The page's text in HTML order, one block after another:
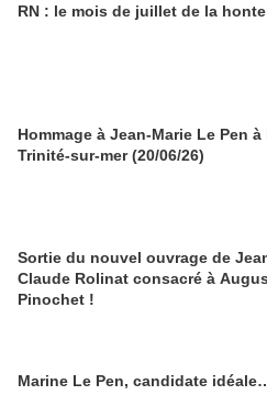
RN : le mois de juillet de la honte
Hommage à Jean-Marie Le Pen à
Trinité-sur-mer (20/06/26)
Sortie du nouvel ouvrage de
Claude Rolinat consacré à
Pinochet !
Marine Le Pen, candidate